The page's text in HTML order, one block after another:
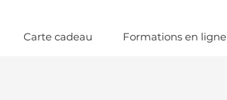
Carte cadeau Formations en ligne